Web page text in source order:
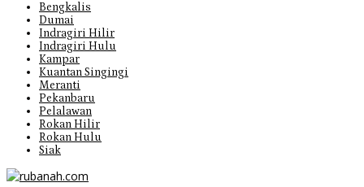
Bengkalis
Dumai
Indragiri Hilir
Indragiri Hulu
Kampar
Kuantan Singingi
Meranti
Pekanbaru
Pelalawan
Rokan Hilir
Rokan Hulu
Siak